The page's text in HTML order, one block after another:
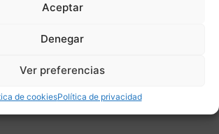
Aceptar
Denegar
Ver preferencias
de cookiesPolítica de privacidad